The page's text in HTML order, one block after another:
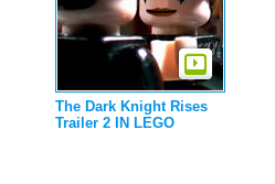
The Dark Knight Rises
Trailer 2 IN LEGO